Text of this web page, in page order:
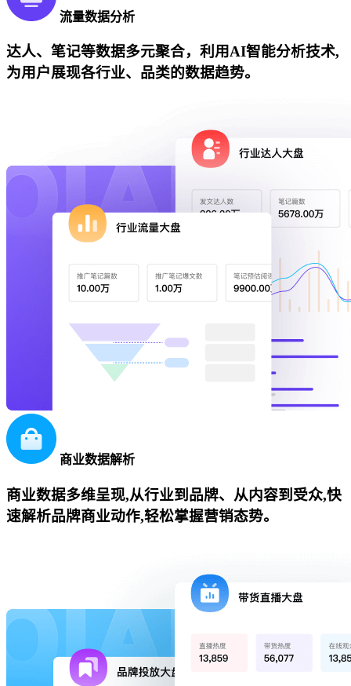
流量数据分析
达人、笔记等数据多元聚合，利用AI智能分析技术,
为用户展现各行业、品类的数据趋势。
商业数据解析
商业数据多维呈现,从行业到品牌、从内容到受众,快
速解析品牌商业动作,轻松掌握营销态势。